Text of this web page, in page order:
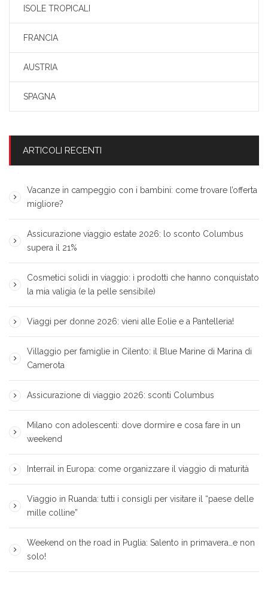
ISOLE TROPICALI
FRANCIA
AUSTRIA
SPAGNA
ARTICOLI RECENTI
Vacanze in campeggio con i bambini: come trovare l’offerta
migliore?
Assicurazione viaggio estate 2026: lo sconto Columbus
supera il 21%
Cosmetici solidi in viaggio: i prodotti che hanno conquistato
la mia valigia (e la pelle sensibile)
Viaggi per donne 2026: vieni alle Eolie e a Pantelleria!
Villaggio per famiglie in Cilento: il Blue Marine di Marina di
Camerota
Assicurazione di viaggio 2026: sconti Columbus
Milano con adolescenti: dove dormire e cosa fare in un
weekend
Interrail in Europa: come organizzare il viaggio di maturità
Viaggio in Ruanda: tutti i consigli per visitare il “paese delle
mille colline”
Weekend on the road in Puglia: Salento in primavera…e non
solo!